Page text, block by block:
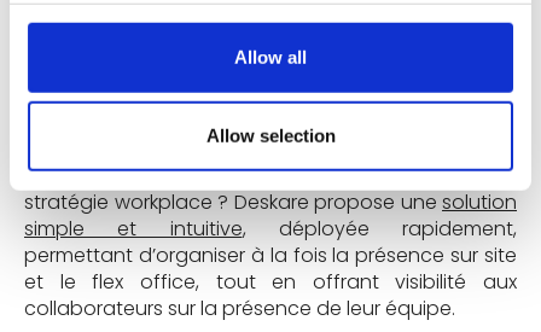
Allow all
Allow selection
double objectif : favoriserl'attraction des talents
tout en offrant uneutilisation raisonnée
Vous souhaitez échanger sur ces sujets de
stratégie workplace ? Deskare propose une solution
simple et intuitive, déployée rapidement,
permettant d’organiser à la fois la présence sur site
et le flex office, tout en offrant visibilité aux
collaborateurs sur la présence de leur équipe.